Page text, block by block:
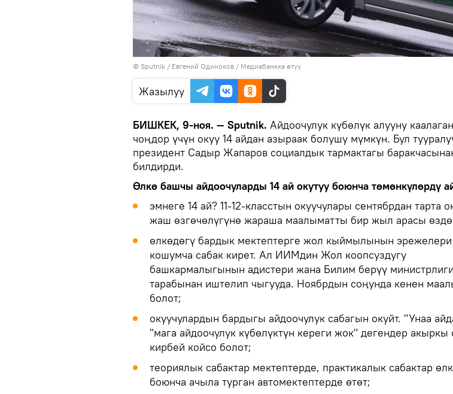
© Sputnik / Евгений Одиноков / Медиабанкка өтүү
Жазылуу
БИШКЕК, 9-ноя. — Sputnik. Айдоочулук күбөлүк алууну каалаган
чоңдор үчүн окуу 14 айдан азыраак болушу мүмкүн. Бул
президент Садыр Жапаров социалдык тармактагы
билдирди.
Өлкө башчы айдоочуларды 14 ай окутуу боюнча төмөнкүлөрдү
эмнеге 14 ай? 11-12-класстын окуучулары сентябрдан тарта
жаш өзгөчөлүгүнө жараша маалыматты бир жыл арасы
өлкөдөгү бардык мектептерге жол кыймылынын
кошумча сабак кирет. Ал ИИМдин Жол коопсуздугу
башкармалыгынын адистери жана Билим берүү министрлиги
тарабынан иштелип чыгууда. Ноябрдын соңунда кенен
болот;
окуучулардын бардыгы айдоочулук сабагын окуйт. "Унаа
"мага айдоочулук күбөлүктүн кереги жок" дегендер акыркы
кирбей койсо болот;
теориялык сабактар мектептерде, практикалык сабактар
боюнча ачыла турган автомектептерде өтөт;